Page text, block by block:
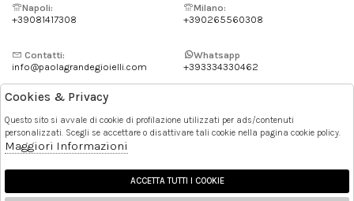
Napoli:
+39081417308
Milano:
+390265560308
Contatti:
info@paolagrandegioielli.com
Whatsapp
+393334330462
Instagram
Pinterest
Cookies & Privacy
Questo sito si avvale di cookie di profilazione utilizzati per ads/contenuti
personalizzati. Scegli se accettare o disattivare tali cookie nella pagina cookie policy.
Maggiori Informazioni
ACCETTA TUTTI I COOKIE